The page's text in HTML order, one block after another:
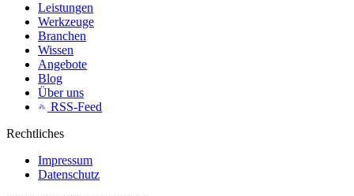
Leistungen
Werkzeuge
Branchen
Wissen
Angebote
Blog
Über uns
RSS-Feed
Rechtliches
Impressum
Datenschutz